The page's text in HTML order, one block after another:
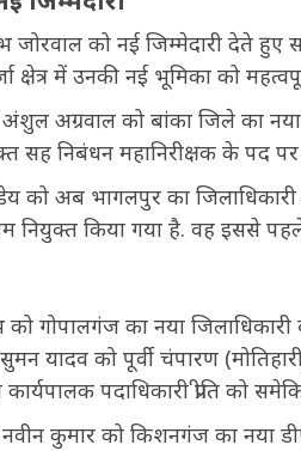
जोरवाल को नई जिम्मेदारी देते हुए
में उनकी नई भूमिका को
अग्रवाल को बांका जिले का नया
सह निबंधन महानिरीक्षक के पद पर
को अब भागलपुर का
नियुक्त किया गया है. वह इससे
गोपालगंज का नया
यादव को पूर्वी चंपारण
पदाधिकारी प्रीति को
कुमार को किशनगंज का नया